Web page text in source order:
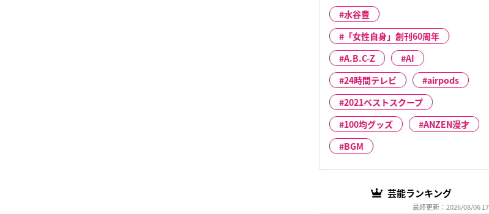
水谷豊
「女性自身」創刊60周年
A.B.C-Z
AI
24時間テレビ
airpods
2021ベストスクープ
100均グッズ
ANZEN漫才
BGM
芸能ランキング
最終更新：2026/08/06